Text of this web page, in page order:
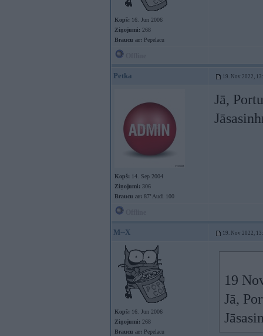
Kopš: 16. Jun 2006
Ziņojumi: 268
Braucu ar: Pepelacu
Petka 19. Nov 2022,
Kopš: 14. Sep 2004
Ziņojumi: 306
Braucu ar: 87’ Audi 100
Jā,
M--X 19. Nov 2022,
Kopš: 16. Jun 2006
Ziņojumi: 268
Braucu ar: Pepelacu
19
Jā,